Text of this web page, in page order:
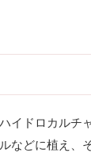
ドロカルチ
どに植え、